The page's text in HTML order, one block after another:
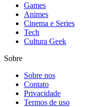
Games
Animes
Cinema e Series
Tech
Cultura Geek
Sobre
Sobre nos
Contato
Privacidade
Termos de uso